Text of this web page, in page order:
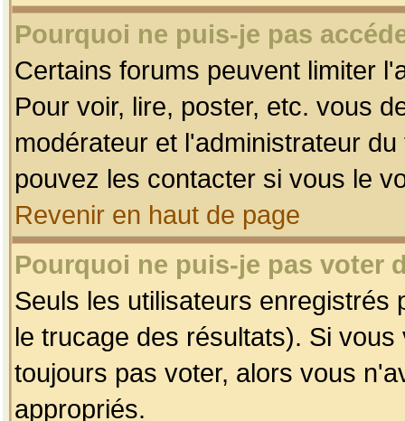
Pourquoi ne puis-je pas
Certains forums peuvent limiter
Pour voir, lire, poster, etc. vous
modérateur et l'administrateur
pouvez les contacter si vous le
Revenir en haut de page
Pourquoi ne puis-je pas voter
Seuls les utilisateurs enregistrés
le trucage des résultats). Si
toujours pas voter, alors vous
appropriés.